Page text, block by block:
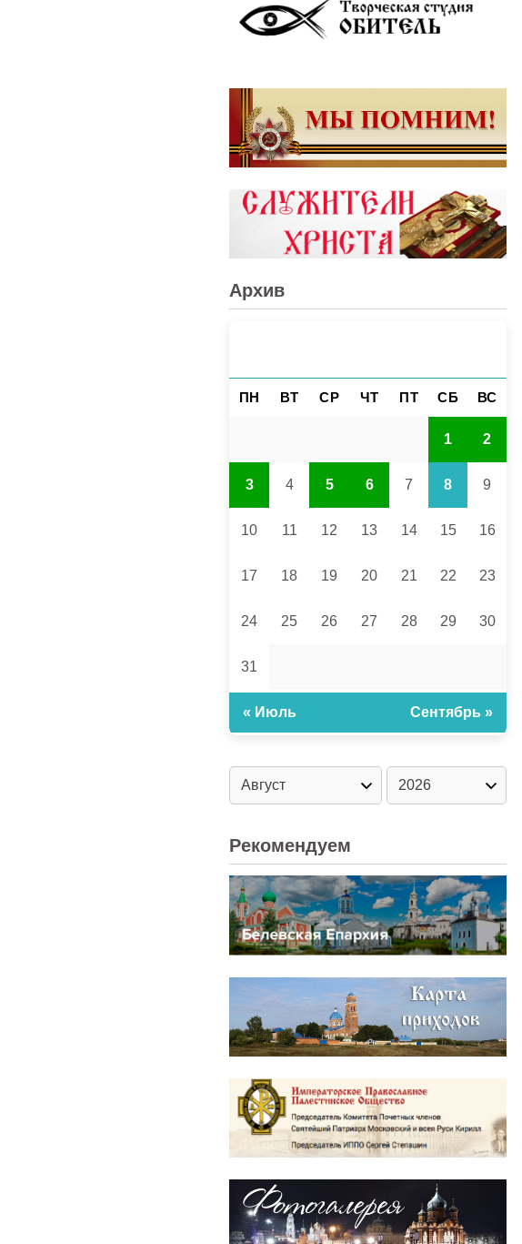
Архив
ПН ВТ СР ЧТ ПТ СБ ВС
1 2
3 4 5 6 7 8 9
10 11 12 13 14 15 16
17 18 19 20 21 22 23
24 25 26 27 28 29 30
31
« Июль Сентябрь »
Рекомендуем